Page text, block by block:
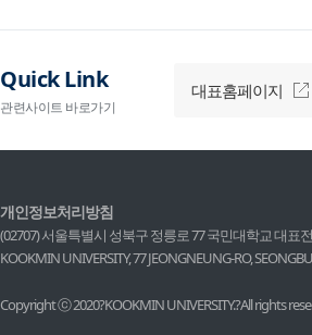
Quick Link
관련사이트 바로가기
대표홈페이지
개인정보처리방침
(02707) 서울특별시 성북구 정릉로 77 국민대학교대표
KOOKMIN UNIVERSITY, 77 JEONGNEUNG-RO,
Copyright ⓒ 2020?KOOKMIN UNIVERSITY.?All rights